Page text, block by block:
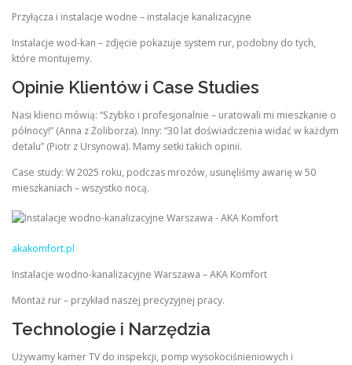
Przyłącza i instalacje wodne – instalacje kanalizacyjne
Instalacje wod-kan – zdjęcie pokazuje system rur, podobny do tych,
które montujemy.
Opinie Klientów i Case Studies
Nasi klienci mówią: “Szybko i profesjonalnie – uratowali mi mieszkanie o
północy!” (Anna z Żoliborza). Inny: “30 lat doświadczenia widać w każdym
detalu” (Piotr z Ursynowa). Mamy setki takich opinii.
Case study: W 2025 roku, podczas mrozów, usunęliśmy awarię w 50
mieszkaniach – wszystko nocą.
akakomfort.pl
Instalacje wodno-kanalizacyjne Warszawa – AKA Komfort
Montaż rur – przykład naszej precyzyjnej pracy.
Technologie i Narzędzia
Używamy kamer TV do inspekcji, pomp wysokociśnieniowych i